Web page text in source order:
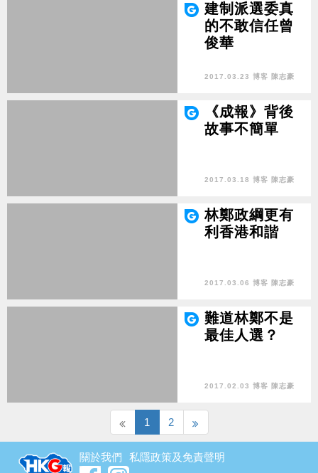
建制派選委真
的不敢信任曾
俊華
2017.03.23 博客 陳志豪
《成報》背後
故事不簡單
2017.03.18 博客 陳志豪
林鄭政綱更有
利香港和諧
2017.03.06 博客 陳志豪
難道林鄭不是
最佳人選？
2017.02.03 博客 陳志豪
1 2
關於我們
私隱政策及免責聲明